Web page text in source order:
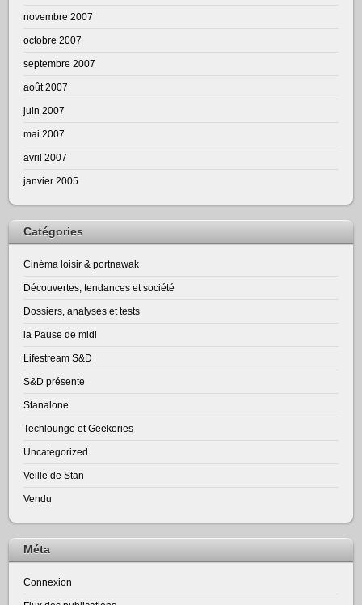
novembre 2007
octobre 2007
septembre 2007
août 2007
juin 2007
mai 2007
avril 2007
janvier 2005
Catégories
Cinéma loisir & portnawak
Découvertes, tendances et société
Dossiers, analyses et tests
la Pause de midi
Lifestream S&D
S&D présente
Stanalone
Techlounge et Geekeries
Uncategorized
Veille de Stan
Vendu
Méta
Connexion